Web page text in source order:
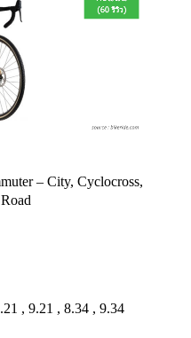
– City, Cyclocross,
, 9.21 , 8.34 , 9.34